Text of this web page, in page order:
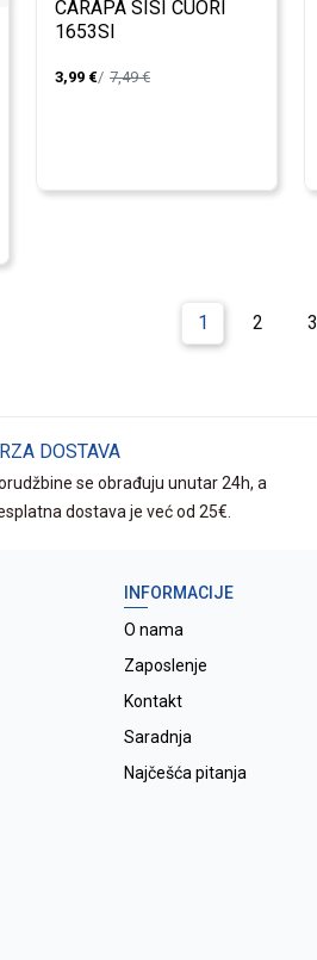
CARAPA SISI CUORI
1653SI
3,99 € 7,49€
1 2 3
DOSTAVA
se obrađuju unutar 24h, a
dostava je već od 25€.
INFORMACIJE
O nama
Zaposlenje
Kontakt
Saradnja
Najčešća pitanja